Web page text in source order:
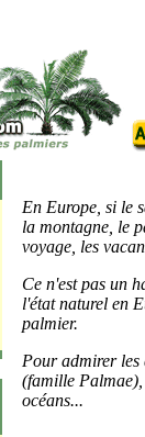
En Europe, si le
la montagne, le
voyage, les
Ce n'est pas un
l'état naturel en
palmier.
Pour admirer les
(famille Palmae),
océans...